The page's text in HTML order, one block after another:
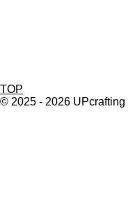
TOP
© 2025 - 2026 UPcrafting